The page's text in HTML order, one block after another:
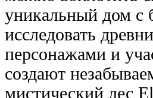
уникальный дом с
исследовать
персонажами и
создают
мистический лес